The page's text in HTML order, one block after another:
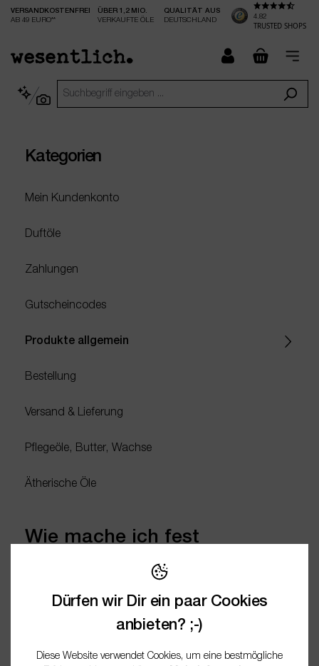
springen
VERSANDKOSTENFREI
AB 49 EURO**
ÜBER 1,2 MIO.
VERKAUFTE ÖLE
QUALITÄT AUS
DEUTSCHLAND
4.82
TRUSTED SHOPS
Kategorien
Mein Kundenkonto
Duftöle
Zahlungen
Gutscheincodes
Produkte allgemein
Bestellung
Versand & Lieferung
Pflegeöle, Butter, Wachse
Ätherische Öle
Wie mache ich fest
gewordenes Neemöl wieder
flüssig?
verschlossene Gefäß kurz in ein warmes Wasserbad stellen,
Dürfen wir Dir ein paar Cookies
anbieten? ;-)
Diese Website verwendet Cookies, um eine bestmögliche